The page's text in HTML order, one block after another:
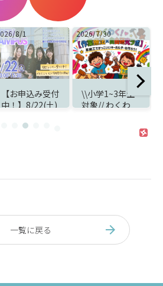
2026/7/30
\\小学1~3年生
対象// わくわ
×自由研究ラ
2026/7/30
【中学生対象】
8月5日(水)開
『お仕事タイケ
ンランド』で職
一覧に戻る